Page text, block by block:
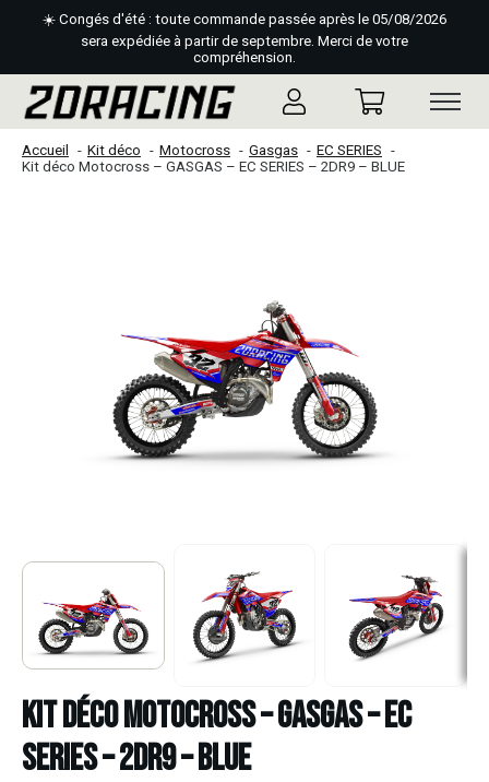
☀️ Congés d'été : toute commande passée après le 05/08/2026
sera expédiée à partir de septembre. Merci de votre
compréhension.
Accueil Kit déco Motocross Gasgas
EC SERIES
Kit déco Motocross – GASGAS – EC SERIES – 2DR9 – BLUE
Kit déco Motocross – GASGAS – EC
SERIES – 2DR9 – BLUE